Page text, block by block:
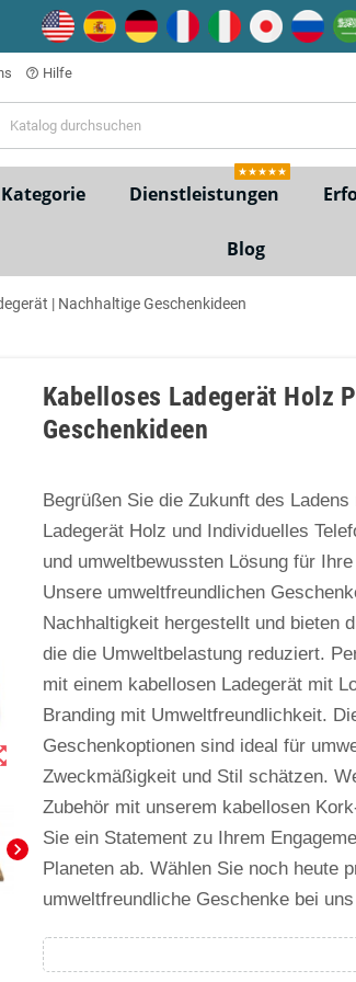
help_outline Hilfe
Kategorie Dienstleistungen
★★★★★
Blog
| Nachhaltige Geschenkideen
chevron_right
Kabelloses Ladegerät Holz
Geschenkideen
Begrüßen Sie die Zukunft des
Ladegerät Holz und Individuelles
und umweltbewussten Lösung für
Unsere umweltfreundlichen
Nachhaltigkeit hergestellt und bieten
die die Umweltbelastung reduziert.
mit einem kabellosen Ladegerät mit
Branding mit Umweltfreundlichkeit.
Geschenkoptionen sind ideal für
Zweckmäßigkeit und Stil schätzen.
Zubehör mit unserem kabellosen
Sie ein Statement zu Ihrem
Planeten ab. Wählen Sie noch heute
umweltfreundliche Geschenke bei